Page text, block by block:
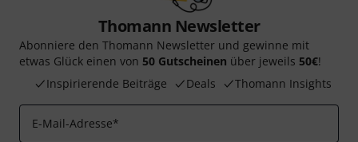
Thomann Newsletter
Abonniere den Thomann Newsletter und gewinne mit
etwas Glück einen von 50 Gutscheinen über jeweils 50€!
Inspirierende Beiträge
Deals Thomann Insights
E-Mail-Adresse*